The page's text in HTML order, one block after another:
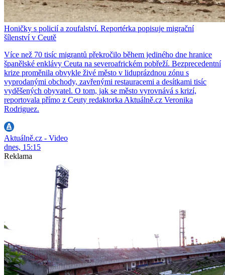
Honičky s policií a zoufalství. Reportérka popisuje migrační
šílenství v Ceutě
Více než 70 tisíc migrantů překročilo během jediného dne hranice
španělské enklávy Ceuta na severoafrickém pobřeží. Bezprecedentní
krize proměnila obvykle živé město v liduprázdnou zónu s
vyprodanými obchody, zavřenými restauracemi a desítkami tisíc
vyděšených obyvatel. O tom, jak se město vyrovnává s krizí,
reportovala přímo z Ceuty redaktorka Aktuálně.cz Veronika
Rodriguez.
Aktuálně.cz - Video
dnes, 15:15
Reklama